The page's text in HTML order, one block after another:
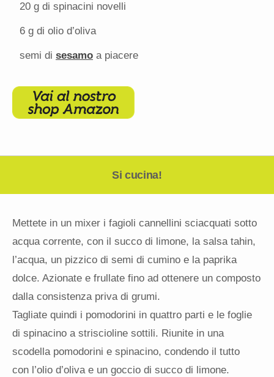
20 g di spinacini novelli
6 g di olio d’oliva
semi di sesamo a piacere
Si cucina!
Mettete in un mixer i fagioli cannellini sciacquati sotto
acqua corrente, con il succo di limone, la salsa tahin,
l’acqua, un pizzico di semi di cumino e la paprika
dolce. Azionate e frullate fino ad ottenere un composto
dalla consistenza priva di grumi.
Tagliate quindi i pomodorini in quattro parti e le foglie
di spinacino a striscioline sottili. Riunite in una
scodella pomodorini e spinacino, condendo il tutto
con l’olio d’oliva e un goccio di succo di limone.